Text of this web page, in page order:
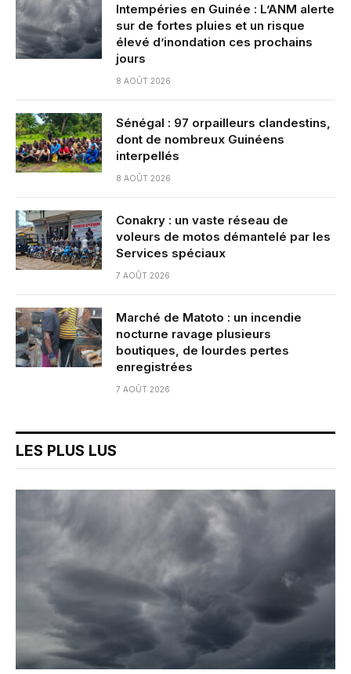
Intempéries en Guinée : L’ANM alerte
sur de fortes pluies et un risque
élevé d’inondation ces prochains
jours
8 AOÛT 2026
Sénégal : 97 orpailleurs clandestins,
dont de nombreux Guinéens
interpellés
8 AOÛT 2026
Conakry : un vaste réseau de
voleurs de motos démantelé par les
Services spéciaux
7 AOÛT 2026
Marché de Matoto : un incendie
nocturne ravage plusieurs
boutiques, de lourdes pertes
enregistrées
7 AOÛT 2026
LES PLUS LUS